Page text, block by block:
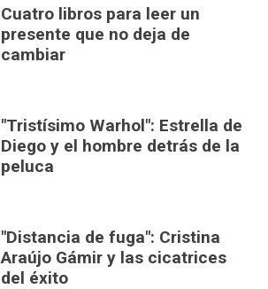
Cuatro libros para leer un
presente que no deja de
cambiar
"Tristísimo Warhol": Estrella de
Diego y el hombre detrás de la
peluca
"Distancia de fuga": Cristina
Araújo Gámir y las cicatrices
del éxito